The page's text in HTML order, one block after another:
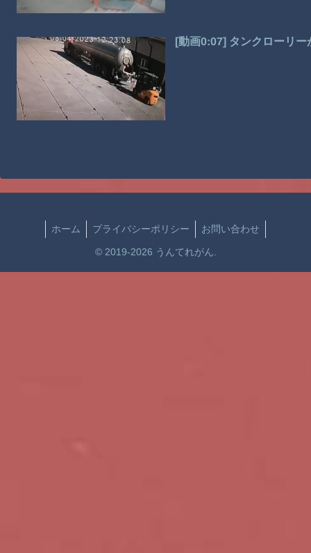
[動画0:07] タンクローリ
ホーム プライバシーポリシー お問い合わせ
© 2019-2026 うんてれがん.